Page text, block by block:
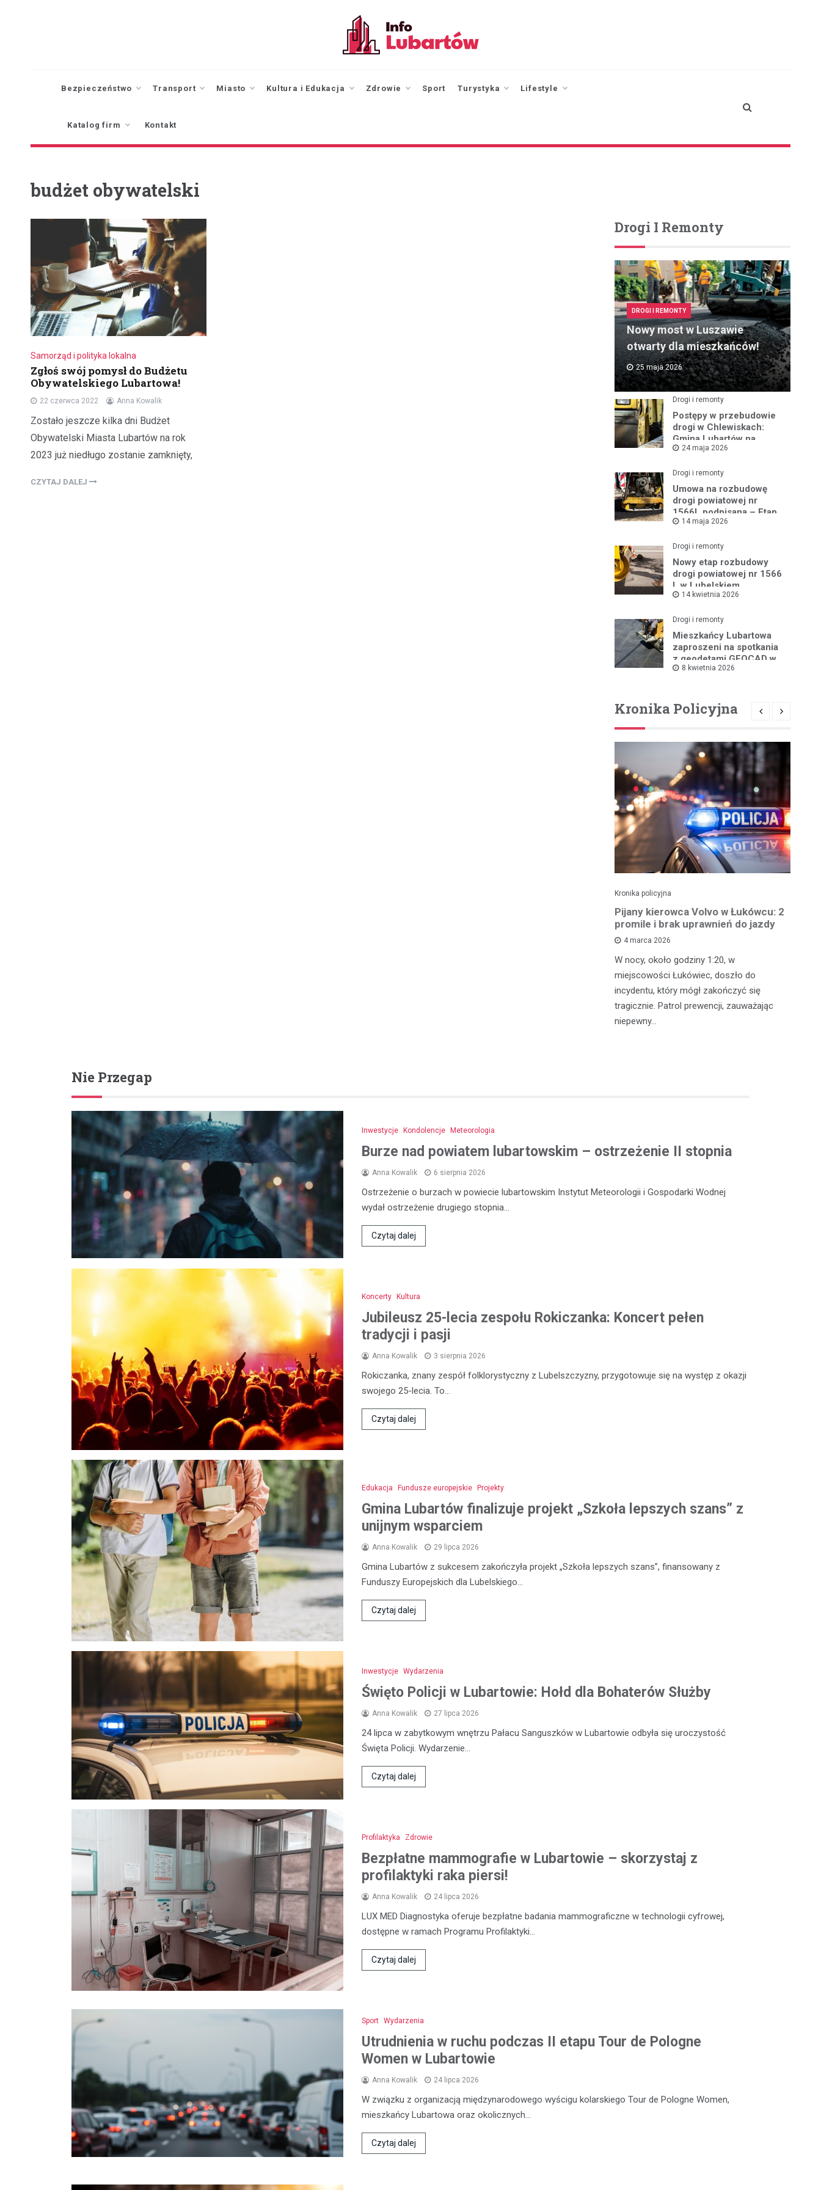
Bezpieczeństwo Transport Miasto Kultura i Edukacja Zdrowie Sport Turystyka Lifestyle
Katalog firm Kontakt
budżet obywatelski
Samorząd i polityka lokalna
Zgłoś swój pomysł do Budżetu
Obywatelskiego Lubartowa!
22 czerwca 2022 Anna Kowalik
Zostało jeszcze kilka dni Budżet
Obywatelski Miasta Lubartów na rok
2023 już niedługo zostanie zamknięty,
CZYTAJ DALEJ
Drogi I Remonty
DROGI I REMONTY
Nowy most w Luszawie
otwarty dla mieszkańców!
25 maja 2026
Drogi i remonty
Postępy w przebudowie
drogi w Chlewiskach:
Gmina Lubartów na
miejscu inwestycji
24 maja 2026
Drogi i remonty
Umowa na rozbudowę
drogi powiatowej nr
1566L podpisana – Etap
III w toku
14 maja 2026
Drogi i remonty
Nowy etap rozbudowy
drogi powiatowej nr 1566
L w Lubelskiem
14 kwietnia 2026
Drogi i remonty
Mieszkańcy Lubartowa
zaproszeni na spotkania
z geodetami GEOCAD w
sprawie budowy S19
8 kwietnia 2026
Kronika Policyjna
Kronika policyjna
Pijany kierowca Volvo w Łukówcu: 2
promile i brak uprawnień do jazdy
4 marca 2026
W nocy, około godziny 1:20, w
miejscowości Łukówiec, doszło do
incydentu, który mógł zakończyć się
tragicznie. Patrol prewencji, zauważając
niepewny…
Nie Przegap
Inwestycje Kondolencje Meteorologia
Burze nad powiatem lubartowskim – ostrzeżenie II stopnia
Anna Kowalik 6 sierpnia 2026
Ostrzeżenie o burzach w powiecie lubartowskim Instytut Meteorologii i Gospodarki Wodnej
wydał ostrzeżenie drugiego stopnia…
Czytaj dalej
Koncerty Kultura
Jubileusz 25-lecia zespołu Rokiczanka: Koncert pełen
tradycji i pasji
Anna Kowalik 3 sierpnia 2026
Rokiczanka, znany zespół folklorystyczny z Lubelszczyzny, przygotowuje się na występ z okazji
swojego 25-lecia. To…
Czytaj dalej
Edukacja Fundusze europejskie Projekty
Gmina Lubartów finalizuje projekt „Szkoła lepszych szans” z
unijnym wsparciem
Anna Kowalik 29 lipca 2026
Gmina Lubartów z sukcesem zakończyła projekt „Szkoła lepszych szans”, finansowany z
Funduszy Europejskich dla Lubelskiego…
Czytaj dalej
Inwestycje Wydarzenia
Święto Policji w Lubartowie: Hołd dla Bohaterów Służby
Anna Kowalik 27 lipca 2026
24 lipca w zabytkowym wnętrzu Pałacu Sanguszków w Lubartowie odbyła się uroczystość
Święta Policji. Wydarzenie…
Czytaj dalej
Profilaktyka Zdrowie
Bezpłatne mammografie w Lubartowie – skorzystaj z
profilaktyki raka piersi!
Anna Kowalik 24 lipca 2026
LUX MED Diagnostyka oferuje bezpłatne badania mammograficzne w technologii cyfrowej,
dostępne w ramach Programu Profilaktyki…
Czytaj dalej
Sport Wydarzenia
Utrudnienia w ruchu podczas II etapu Tour de Pologne
Women w Lubartowie
Anna Kowalik 24 lipca 2026
W związku z organizacją międzynarodowego wyścigu kolarskiego Tour de Pologne Women,
mieszkańcy Lubartowa oraz okolicznych…
Czytaj dalej